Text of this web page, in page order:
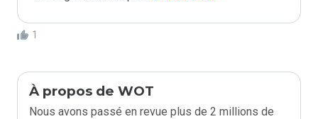
1
À propos de WOT
Nous avons passé en revue plus de 2 millions de